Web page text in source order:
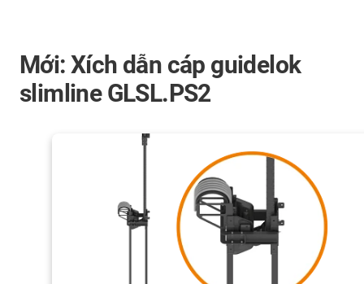
Mới: Xích dẫn cáp guidelok
slimline GLSL.PS2